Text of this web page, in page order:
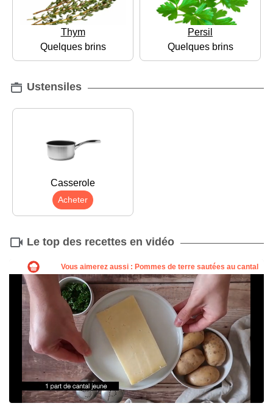
Thym
Quelques brins
Persil
Quelques brins
Ustensiles
Casserole
Acheter
Le top des recettes en vidéo